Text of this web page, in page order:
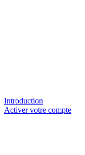
Introduction
Activer votre compte